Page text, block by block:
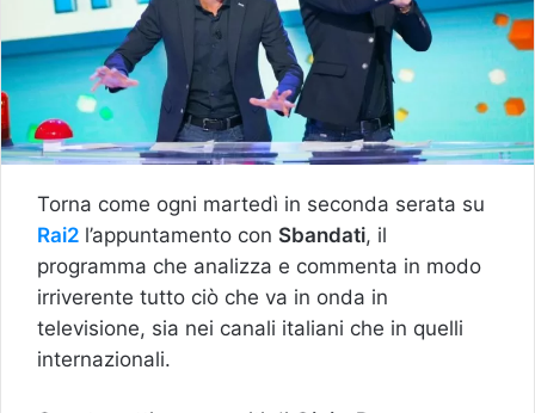
Torna come ogni martedì in seconda serata su
Rai2 l’appuntamento con Sbandati, il
programma che analizza e commenta in modo
irriverente tutto ciò che va in onda in
televisione, sia nei canali italiani che in quelli
internazionali.